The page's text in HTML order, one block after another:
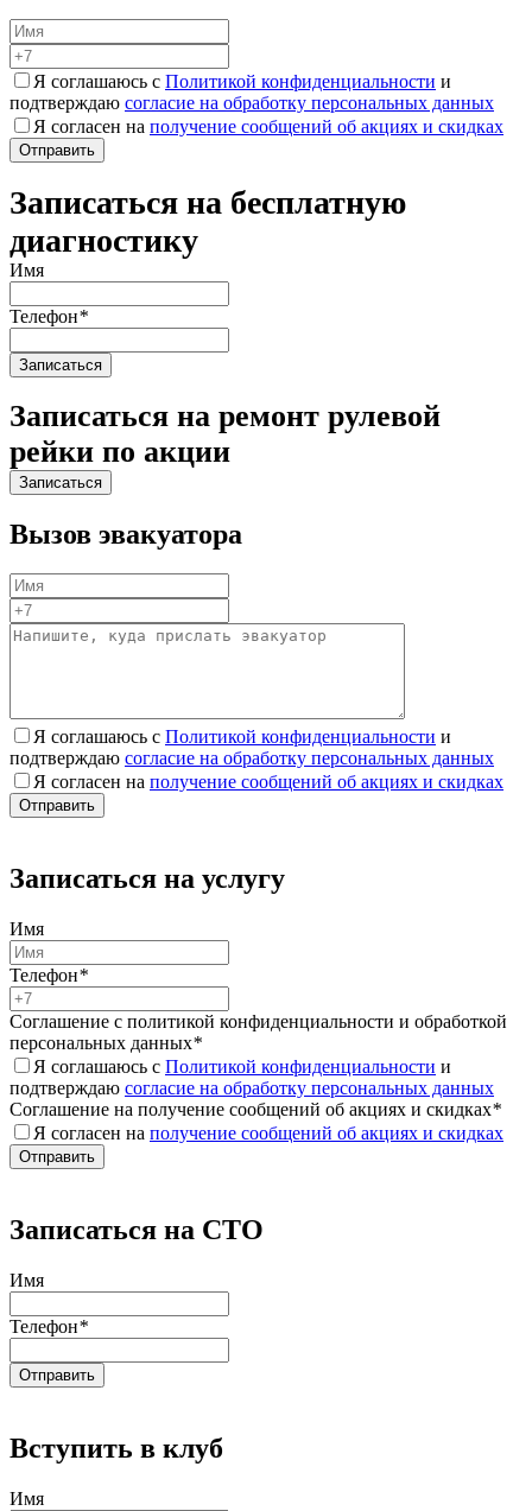
Я соглашаюсь с Политикой конфиденциальности и
подтверждаю согласие на обработку персональных данных
Я согласен на получение сообщений об акциях и скидках
Записаться на бесплатную
диагностику
Имя
Телефон*
Записаться на ремонт рулевой
рейки по акции
Вызов эвакуатора
Я соглашаюсь с Политикой конфиденциальности и
подтверждаю согласие на обработку персональных данных
Я согласен на получение сообщений об акциях и скидках
Записаться на услугу
Имя
Телефон*
Соглашение с политикой конфиденциальности и обработкой
персональных данных*
Я соглашаюсь с Политикой конфиденциальности и
подтверждаю согласие на обработку персональных данных
Соглашение на получение сообщений об акциях и скидках*
Я согласен на получение сообщений об акциях и скидках
Записаться на СТО
Имя
Телефон*
Вступить в клуб
Имя